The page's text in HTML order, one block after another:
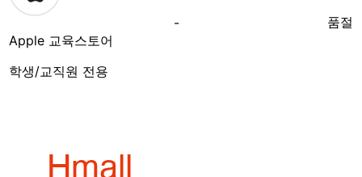
Apple 교육스토어
학생/교직원 전용
- 품절